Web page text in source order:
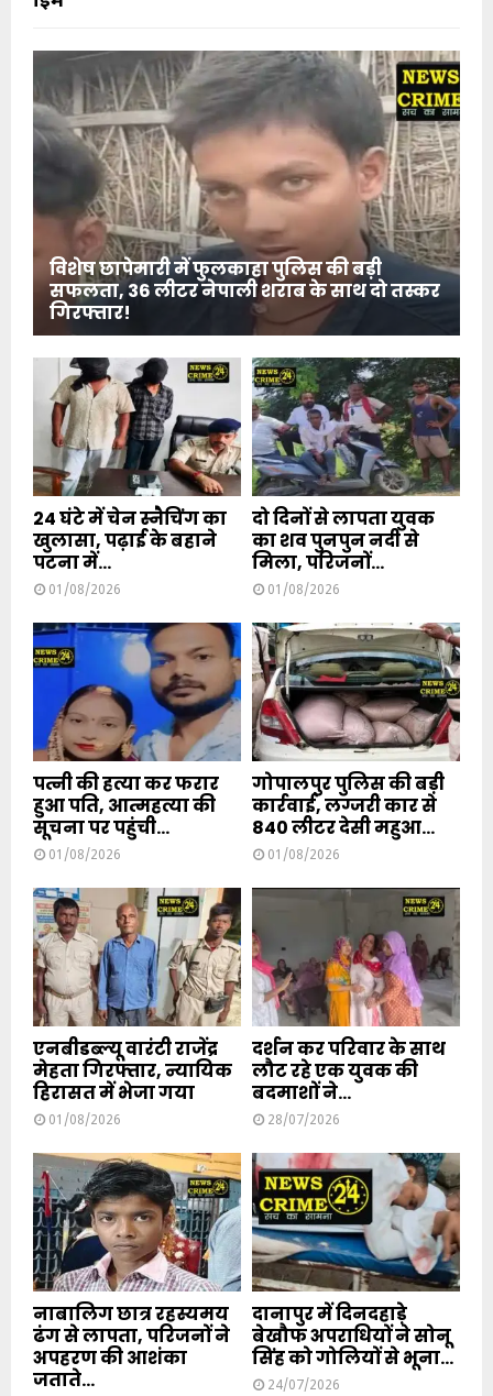
विशेष छापेमारी में फुलकाहा पुलिस की बड़ी
सफलता, 36 लीटर नेपाली शराब के साथ दो तस्कर
गिरफ्तार!
24 घंटे में चेन स्नैचिंग का
खुलासा, पढ़ाई के बहाने
पटना में...
01/08/2026
दो दिनों से लापता युवक
का शव पुनपुन नदी से
मिला, परिजनों...
01/08/2026
पत्नी की हत्या कर फरार
हुआ पति, आत्महत्या की
सूचना पर पहुंची...
01/08/2026
गोपालपुर पुलिस की बड़ी
कार्रवाई, लग्जरी कार से
840 लीटर देसी महुआ...
01/08/2026
एनबीडब्ल्यू वारंटी राजेंद्र
मेहता गिरफ्तार, न्यायिक
हिरासत में भेजा गया
01/08/2026
दर्शन कर परिवार के साथ
लौट रहे एक युवक की
बदमाशों ने...
28/07/2026
नाबालिग छात्र रहस्यमय
ढंग से लापता, परिजनों ने
अपहरण की आशंका
जताते...
दानापुर में दिनदहाड़े
बेखौफ अपराधियों ने सोनू
सिंह को गोलियों से भूना...
24/07/2026